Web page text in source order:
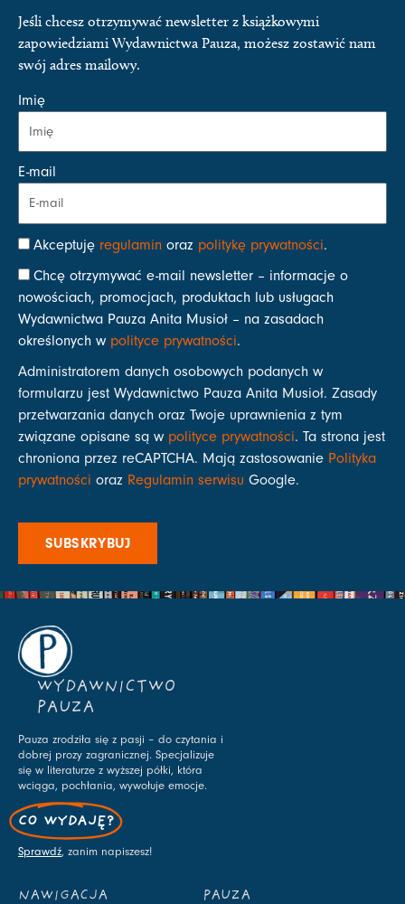
Jeśli chcesz otrzymywać newsletter z książkowymi
zapowiedziami Wydawnictwa Pauza, możesz zostawić nam
swój adres mailowy.
Imię
E-mail
Akceptuję regulamin oraz politykę prywatności.
Chcę otrzymywać e-mail newsletter – informacje o
nowościach, promocjach, produktach lub usługach
Wydawnictwa Pauza Anita Musioł – na zasadach
określonych w polityce prywatności.
Administratorem danych osobowych podanych w
formularzu jest Wydawnictwo Pauza Anita Musioł. Zasady
przetwarzania danych oraz Twoje uprawnienia z tym
związane opisane są w polityce prywatności. Ta strona jest
chroniona przez reCAPTCHA. Mają zastosowanie Polityka
prywatności oraz Regulamin serwisu Google.
SUBSKRYBUJ
WYDAWNICTWO
PAUZA
Pauza zrodziła się z pasji – do czytania i
dobrej prozy zagranicznej. Specjalizuje
się w literaturze z wyższej półki, która
wciąga, pochłania, wywołuje emocje.
CO WYDAJĘ?
Sprawdź, zanim napiszesz!
NAWIGACJA PAUZA